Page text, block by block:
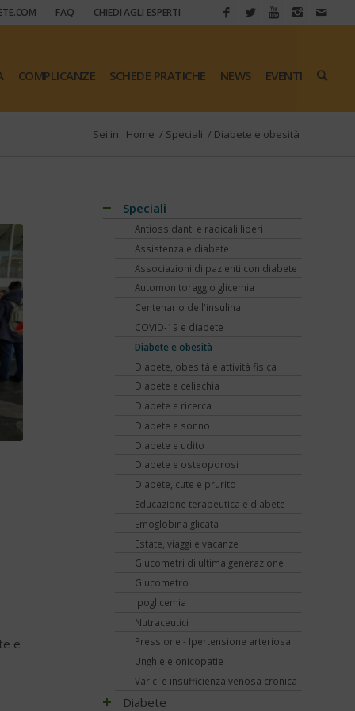
FAQ CHIEDI AGLI ESPERTI
COMPLICANZE SCHEDE PRATICHE NEWS EVENTI
Sei in: Home / Speciali / Diabete e obesità
e
Speciali
Antiossidanti e radicali liberi
Assistenza e diabete
Associazioni di pazienti con diabete
Automonitoraggio glicemia
Centenario dell'insulina
COVID-19 e diabete
Diabete e obesità
Diabete, obesità e attività fisica
Diabete e celiachia
Diabete e ricerca
Diabete e sonno
Diabete e udito
Diabete e osteoporosi
Diabete, cute e prurito
Educazione terapeutica e diabete
Emoglobina glicata
Estate, viaggi e vacanze
Glucometri di ultima generazione
Glucometro
Ipoglicemia
Nutraceutici
Pressione - Ipertensione arteriosa
Unghie e onicopatie
Varici e insufficienza venosa cronica
Diabete